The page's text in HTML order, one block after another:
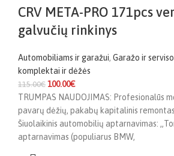
CRV META-PRO 171pcs
galvučių rinkinys
Automobiliams ir garažui, Garažo ir
komplektai ir dėžės
115.00€ 100.00€
TRUMPAS NAUDOJIMAS: Profesionalūs
pavarų dėžių, pakabų kapitalinis
Šiuolaikinis automobilių aptarnavimas:
aptarnavimas (populiarus BMW,